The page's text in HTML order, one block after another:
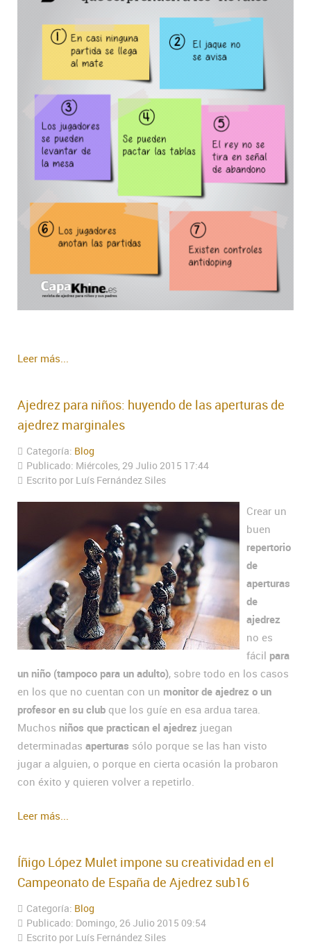
Leer más...
Ajedrez para niños: huyendo de las aperturas de
ajedrez marginales
Categoría: Blog
Publicado: Miércoles, 29 Julio 2015 17:44
Escrito por Luís Fernández Siles
Crear un
buen
repertorio
de
aperturas
de
ajedrez
no es
fácil para
un niño (tampoco para un adulto), sobre todo en los casos
en los que no cuentan con un monitor de ajedrez o un
profesor en su club que los guíe en esa ardua tarea.
Muchos niños que practican el ajedrez juegan
determinadas aperturas sólo porque se las han visto
jugar a alguien, o porque en cierta ocasión la probaron
con éxito y quieren volver a repetirlo.
Leer más...
Íñigo López Mulet impone su creatividad en el
Campeonato de España de Ajedrez sub16
Categoría: Blog
Publicado: Domingo, 26 Julio 2015 09:54
Escrito por Luís Fernández Siles